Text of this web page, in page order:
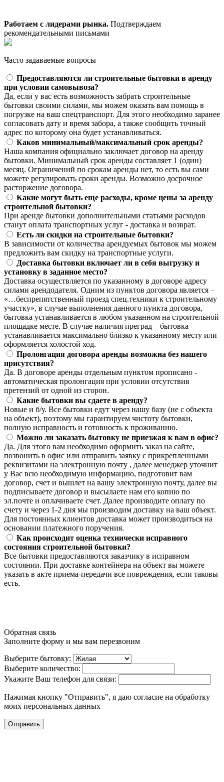
Работаем с лидерами рынка. Подтверждаем
рекомендательными письмами
Часто задаваемые вопросы
Предоставляются ли строительные бытовки в аренду
при условии самовывоза?
Да, если у вас есть возможность забрать строительные
бытовки своими силами, мы можем оказать вам помощь в
погрузке на ваш спецтранспорт. Для этого необходимо заранее
согласовать дату и время забора, а также сообщить точный
адрес по которому она будет устанавливаться.
Каков минимальный/максимальный срок аренды?
Наша компания официально заключает договор на аренду
бытовки. Минимальный срок аренды составляет 1 (один)
месяц. Ограничений по срокам аренды нет, то есть вы сами
можете регулировать сроки аренды. Возможно досрочное
расторжение договора.
Какие могут быть еще расходы, кроме цены за аренду
строительной бытовки?
При аренде бытовки дополнительными статьями расходов
станут оплата транспортных услуг - доставка и возврат.
Есть ли скидки на строительные бытовки?
В зависимости от количества арендуемых бытовок мы можем
предложить вам скидку на транспортные услуги.
Доставка бытовки включает ли в себя выгрузку и
установку в заданное место?
Доставка осуществляется по указанному в договоре адресу
силами арендодателя. Одним из пунктов договора является –
«…беспрепятственный проезд спец.техники к строительному
участку», в случае выполнения данного пункта договора,
бытовка устанавливается в любом указанном на строительной
площадке месте. В случае наличия преград – бытовка
устанавливается максимально близко к указанному месту или
оформляется холостой ход.
Пролонгация договора аренды возможна без нашего
присутствия?
Да. В договоре аренды отдельным пунктом прописано -
автоматическая пролонгация при условии отсутствия
претензий от одной из сторон.
Какие бытовки вы сдаете в аренду?
Новые и б/у. Все бытовки едут через нашу базу (не с объекта
на объект), поэтому мы гарантируем чистоту бытовки,
полную исправность и готовность к проживанию.
Можно ли заказать бытовку не приезжая к вам в офис?
Да. Для этого вам необходимо оформить заказ на сайте,
позвонить в офис или отправить заявку с прикрепленными
реквизитами на электронную почту , далее менеджер уточнит
у Вас всю необходимую информацию, подготовит вам
договор, счет и вышлет на вашу электронную почту, далее вы
подписываете договор и высылаете нам его копию по
эл.почте и оплачиваете счет. Далее производите оплату по
счету и через 1-2 дня мы производим доставку на ваш объект.
Для постоянных клиентов доставка может производиться на
основании платежного поручения.
Как происходит оценка технически исправного
состояния строительной бытовки?
Все бытовки предоставляются заказчику в исправном
состоянии. При доставке контейнера на объект вы можете
указать в акте приема-передачи все повреждения, если таковы
есть.
Обратная связь
Заполните форму и мы вам перезвоним
Выберите бытовку:
Выберите количество:
Укажите Ваш телефон для связи:
Нажимая кнопку "Отправить", я даю согласие на обработку
моих персональных данных
Отправить